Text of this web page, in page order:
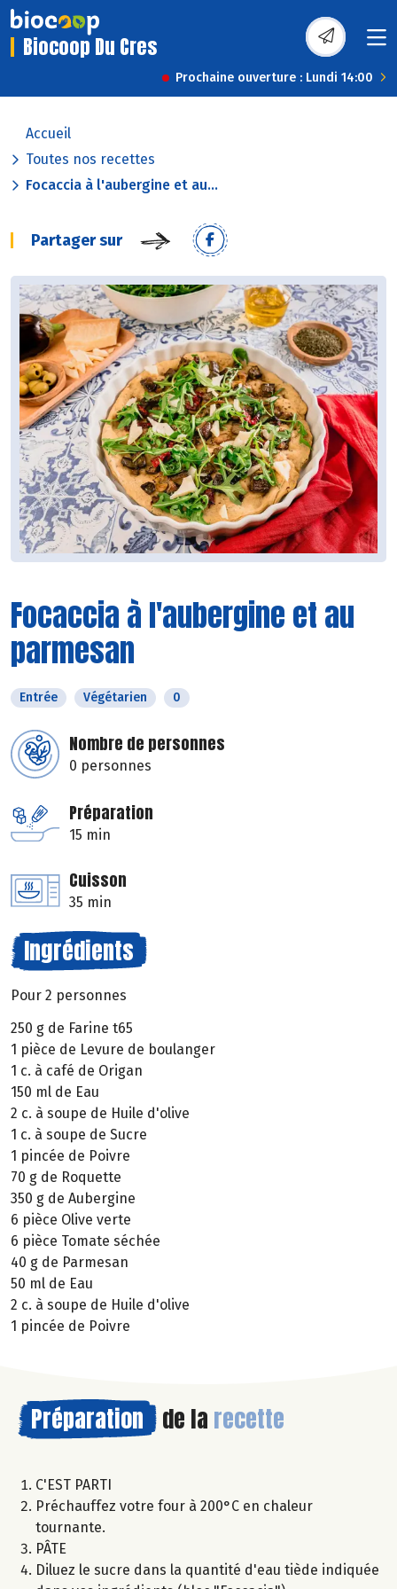
Biocoop Du Cres
Prochaine ouverture : Lundi 14:00
Accueil
Toutes nos recettes
Focaccia à l'aubergine et au...
Partager sur
Focaccia à l'aubergine et au
parmesan
Entrée Végétarien 0
Nombre de personnes
0 personnes
Préparation
15 min
Cuisson
35 min
Ingrédients
Pour 2 personnes
250 g de Farine t65
1 pièce de Levure de boulanger
1 c. à café de Origan
150 ml de Eau
2 c. à soupe de Huile d'olive
1 c. à soupe de Sucre
1 pincée de Poivre
70 g de Roquette
350 g de Aubergine
6 pièce Olive verte
6 pièce Tomate séchée
40 g de Parmesan
50 ml de Eau
2 c. à soupe de Huile d'olive
1 pincée de Poivre
Préparation de la recette
C'EST PARTI
Préchauffez votre four à 200°C en chaleur
tournante.
PÂTE
Diluez le sucre dans la quantité d'eau tiède indiquée